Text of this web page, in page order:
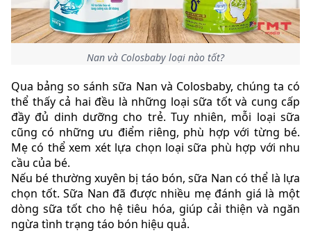
Nan và Colosbaby loại nào tốt?
Qua bảng so sánh sữa Nan và Colosbaby, chúng ta có
thể thấy cả hai đều là những loại sữa tốt và cung cấp
đầy đủ dinh dưỡng cho trẻ. Tuy nhiên, mỗi loại sữa
cũng có những ưu điểm riêng, phù hợp với từng bé.
Mẹ có thể xem xét lựa chọn loại sữa phù hợp với nhu
cầu của bé.
Nếu bé thường xuyên bị táo bón, sữa Nan có thể là lựa
chọn tốt. Sữa Nan đã được nhiều mẹ đánh giá là một
dòng sữa tốt cho hệ tiêu hóa, giúp cải thiện và ngăn
ngừa tình trạng táo bón hiệu quả.